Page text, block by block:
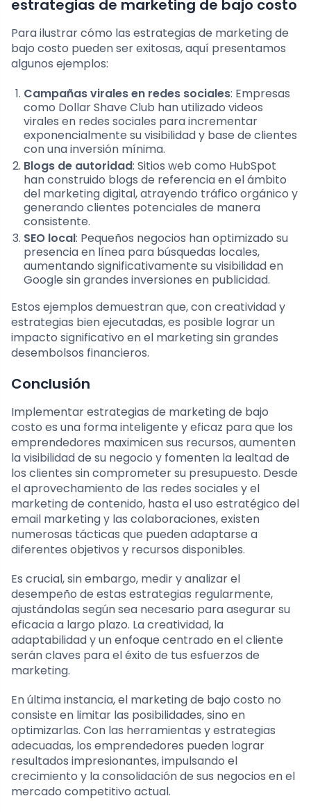
estrategias de marketing de bajo costo
Para ilustrar cómo las estrategias de marketing de
bajo costo pueden ser exitosas, aquí presentamos
algunos ejemplos:
Campañas virales en redes sociales: Empresas
como Dollar Shave Club han utilizado videos
virales en redes sociales para incrementar
exponencialmente su visibilidad y base de clientes
con una inversión mínima.
Blogs de autoridad: Sitios web como HubSpot
han construido blogs de referencia en el ámbito
del marketing digital, atrayendo tráfico orgánico y
generando clientes potenciales de manera
consistente.
SEO local: Pequeños negocios han optimizado su
presencia en línea para búsquedas locales,
aumentando significativamente su visibilidad en
Google sin grandes inversiones en publicidad.
Estos ejemplos demuestran que, con creatividad y
estrategias bien ejecutadas, es posible lograr un
impacto significativo en el marketing sin grandes
desembolsos financieros.
Conclusión
Implementar estrategias de marketing de bajo
costo es una forma inteligente y eficaz para que los
emprendedores maximicen sus recursos, aumenten
la visibilidad de su negocio y fomenten la lealtad de
los clientes sin comprometer su presupuesto. Desde
el aprovechamiento de las redes sociales y el
marketing de contenido, hasta el uso estratégico del
email marketing y las colaboraciones, existen
numerosas tácticas que pueden adaptarse a
diferentes objetivos y recursos disponibles.
Es crucial, sin embargo, medir y analizar el
desempeño de estas estrategias regularmente,
ajustándolas según sea necesario para asegurar su
eficacia a largo plazo. La creatividad, la
adaptabilidad y un enfoque centrado en el cliente
serán claves para el éxito de tus esfuerzos de
marketing.
En última instancia, el marketing de bajo costo no
consiste en limitar las posibilidades, sino en
optimizarlas. Con las herramientas y estrategias
adecuadas, los emprendedores pueden lograr
resultados impresionantes, impulsando el
crecimiento y la consolidación de sus negocios en el
mercado competitivo actual.